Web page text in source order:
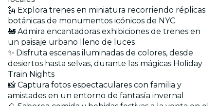
🗽 Explora trenes en miniatura recorriendo réplicas
botánicas de monumentos icónicos de NYC
🚂 Admira encantadoras exhibiciones de trenes en
un paisaje urbano lleno de luces
✨ Disfruta escenas iluminadas de colores, desde
desiertos hasta selvas, durante las mágicas Holiday
Train Nights
📸 Captura fotos espectaculares con familia y
amistades en un entorno de fantasía invernal